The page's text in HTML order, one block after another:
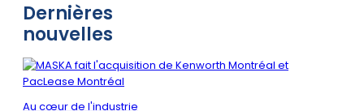
Dernières
nouvelles
Au cœur de l'industrie